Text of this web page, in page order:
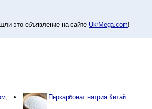
это объявление на сайте UkrMega.com!
Перкарбонат натрия Китай